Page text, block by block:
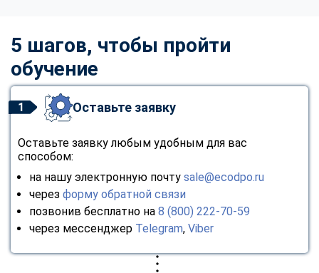
5 шагов, чтобы пройти
обучение
1 Оставьте заявку
Оставьте заявку любым удобным для вас
способом:
на нашу электронную почту sale@ecodpo.ru
через форму обратной связи
позвонив бесплатно на 8 (800) 222-70-59
через мессенджер Telegram, Viber